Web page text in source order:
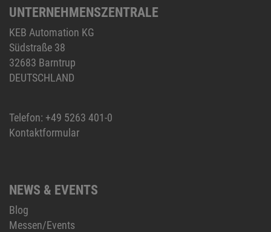
UNTERNEHMENSZENTRALE
KEB Automation KG
Südstraße 38
32683 Barntrup
DEUTSCHLAND
Telefon: +49 5263 401-0
Kontaktformular
NEWS & EVENTS
Blog
Messen/Events